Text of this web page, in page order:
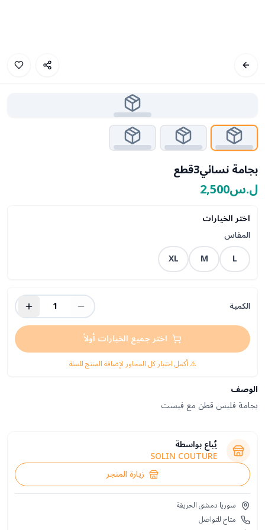
بجامة نسائي3قطع
ل.س2,500
اختر الخيارات
المقاس
L
M
XL
الكمية
1
اختر جميع الخيارات أولاً
⚠️ أكمل اختيار كل المحاور لإضافة المنتج للسلة
الوصف
بجامة فليس قطن مع فيست
يُباع بواسطة
SOLIN COUTURE
زيارة المتجر
سوريا دمشق الحريقة
متاح للتواصل